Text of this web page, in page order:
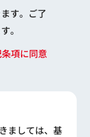
す。ご了
。
項に同意
ましては、基